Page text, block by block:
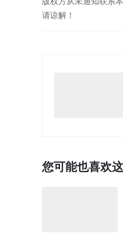
请谅解！
您可能也喜欢